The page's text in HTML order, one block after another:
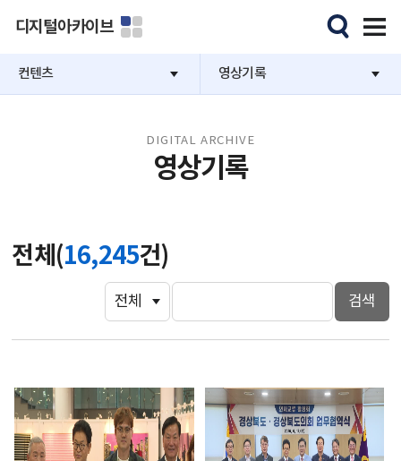
디지털아카이브
컨텐츠 영상기록
DIGITAL ARCHIVE
영상기록
전체(16,245건)
검색